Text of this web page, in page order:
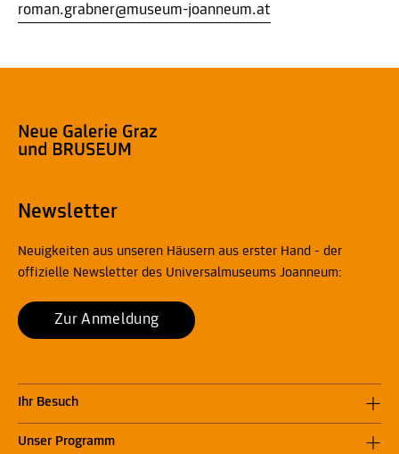
roman.grabner@museum-joanneum.at
Newsletter
Neuigkeiten aus unseren Häusern aus erster Hand - der
offizielle Newsletter des Universalmuseums Joanneum:
Zur Anmeldung
Ihr Besuch
Unser Programm